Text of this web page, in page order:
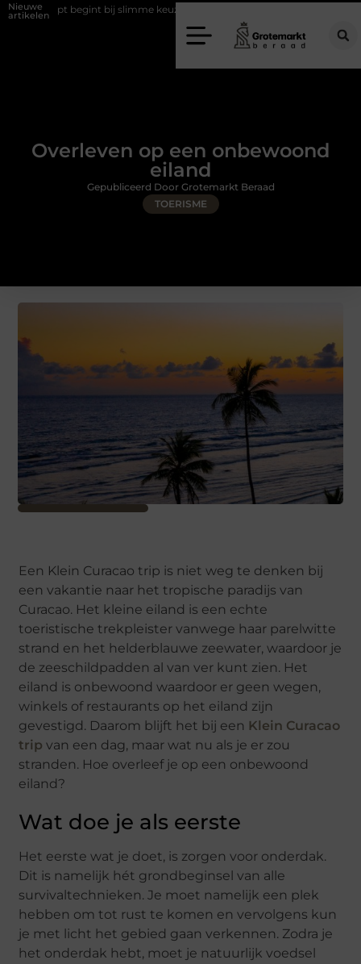
Nieuwe
artikelen
begint bij slimme keuzes Waarom kiezen voor een rijschool in
Overleven op een onbewoond
eiland
TOERISME
Gepubliceerd Door Grotemarkt Beraad
Een Klein Curacao trip is niet weg te denken bij
een vakantie naar het tropische paradijs van
Curacao. Het kleine eiland is een echte
toeristische trekpleister vanwege haar parelwitte
strand en het helderblauwe zeewater, waardoor je
de zeeschildpadden al van ver kunt zien. Het
eiland is onbewoond waardoor er geen wegen,
winkels of restaurants op het eiland zijn
gevestigd. Daarom blijft het bij een Klein Curacao
trip van een dag, maar wat nu als je er zou
stranden. Hoe overleef je op een onbewoond
eiland?
Wat doe je als eerste
Het eerste wat je doet, is zorgen voor onderdak.
Dit is namelijk hét grondbeginsel van alle
survivaltechnieken. Je moet namelijk een plek
hebben om tot rust te komen en vervolgens kun
je met licht het gebied gaan verkennen. Zodra je
het onderdak hebt, moet je natuurlijk voedsel